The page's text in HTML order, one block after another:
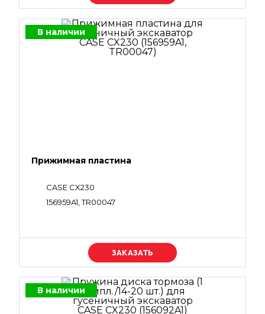
В наличии
Прижимная пластина
CASE CX230
156959A1, TR00047
Уточняйте цену
В наличии